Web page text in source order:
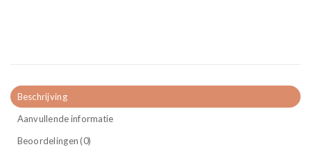
Beschrijving
Aanvullende informatie
Beoordelingen (0)